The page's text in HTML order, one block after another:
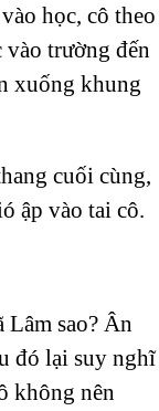
học, cô theo
trường đến
xuống khung
cuối cùng,
ập vào tai cô.
sao? Ân
đó lại suy nghĩ
không nên